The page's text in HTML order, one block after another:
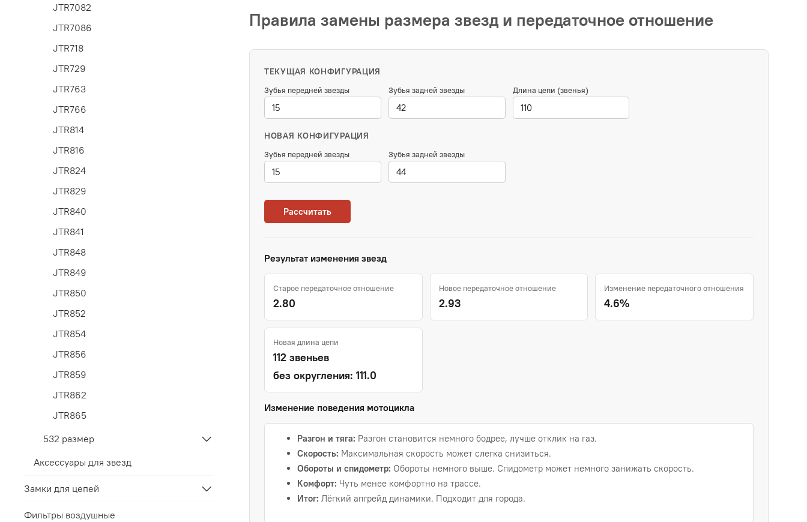
Правила замены размера звезд и передаточное отношение
ТЕКУЩАЯ КОНФИГУРАЦИЯ
Зубья передней звезды Зубья задней звезды Длина цепи (звенья)
НОВАЯ КОНФИГУРАЦИЯ
Зубья передней звезды Зубья задней звезды
Рассчитать
Результат изменения звезд
Старое передаточное отношение
2.80
Новое передаточное отношение
2.93
Изменение передаточного отношения
4.6%
Новая длина цепи
112 звеньев
без округления: 111.0
Изменение поведения мотоцикла
Разгон и тяга: Разгон становится немного бодрее, лучше отклик на газ.
Скорость: Максимальная скорость может слегка снизиться.
Обороты и спидометр: Обороты немного выше. Спидометр может немного занижать скорость.
Комфорт: Чуть менее комфортно на трассе.
Итог: Лёгкий апгрейд динамики. Подходит для города.
JTR7082
JTR7086
JTR718
JTR729
JTR763
JTR766
JTR814
JTR816
JTR824
JTR829
JTR840
JTR841
JTR848
JTR849
JTR850
JTR852
JTR854
JTR856
JTR859
JTR862
JTR865
532 размер
Аксессуары для звезд
Замки для цепей
Фильтры воздушные